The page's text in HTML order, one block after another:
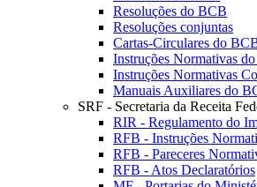
Resoluções do BCB
Resoluções conjuntas
Cartas-Circulares do
Instruções Normativas
Instruções Normativas
Manuais Auxiliares do
SRF - Secretaria da Receita
RIR - Regulamento do
RFB - Instruções
RFB - Pareceres
RFB - Atos Declaratórios